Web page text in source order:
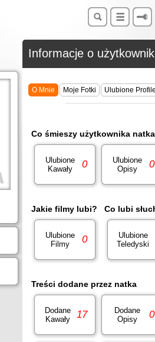
Informacje o
O Mnie Moje Fotki Ulubione
Co śmieszy użytkownika
Ulubione
Kawały
0
Ulubione
Opisy
0
Jakie filmy lubi?
Ulubione
Filmy
0
Co lubi
Ulubione
Teledyski
Treści dodane przez natka
Dodane
Kawały
17
Dodane
Opisy
0